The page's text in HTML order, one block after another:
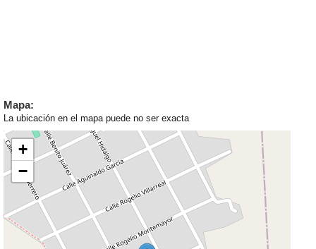
Mapa:
La ubicación en el mapa puede no ser exacta
+
−